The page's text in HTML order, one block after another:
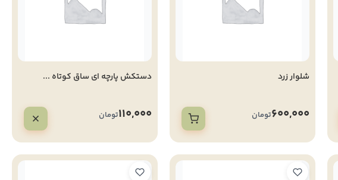
شلوار زرد
600,000تومان
دستکش پارچه ای ساق کوتاه ...
110,000تومان